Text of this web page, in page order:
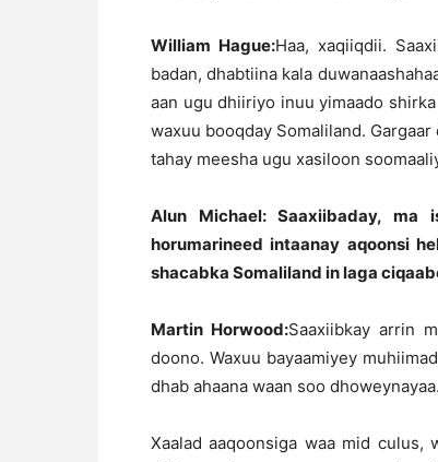
William Hague:Haa, xaqiiqdii.
badan, dhabtiina kala
aan ugu dhiiriyo inuu yimaado
waxuu booqday Somaliland.
tahay meesha ugu xasiloon
Alun Michael: Saaxiibaday, ma
horumarineed intaanay aqoonsi
shacabka Somaliland in laga
Martin Horwood:Saaxiibkay arrin
doono. Waxuu bayaamiyey
dhab ahaana waan soo dhoweynayaa.
Xaalad aaqoonsiga waa mid culus,